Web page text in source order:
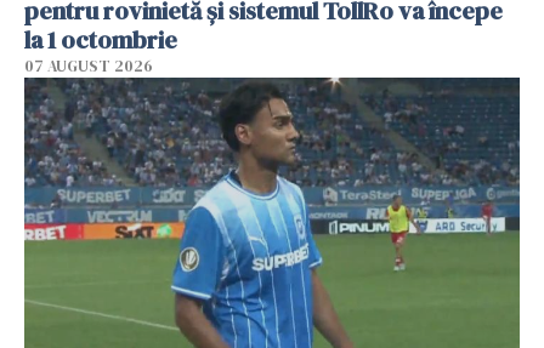
pentru rovinietă şi sistemul TollRo va începe
la 1 octombrie
07 AUGUST 2026